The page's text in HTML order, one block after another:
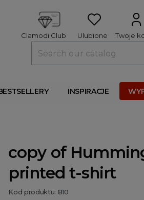
Twoje
Ulubione
Clamodi Club
INSPIRACJE
copy of
printed t-shirt
Kod produktu: 810